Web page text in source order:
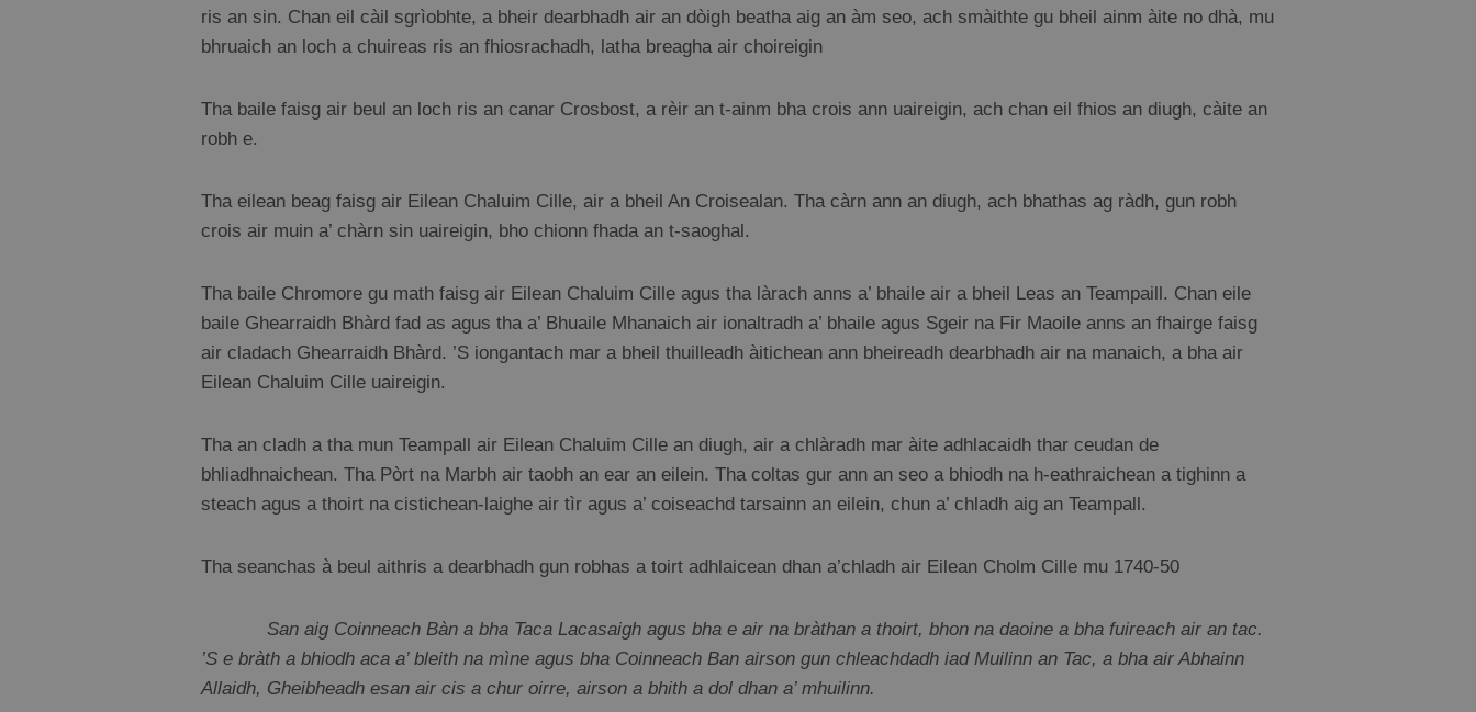
ris an sin. Chan eil càil sgrìobhte, a bheir dearbhadh air an dòigh beatha aig an àm seo, ach smàithte gu bheil ainm àite no dhà, mu
bhruaich an loch a chuireas ris an fhiosrachadh, latha breagha air choireigin
Tha baile faisg air beul an loch ris an canar Crosbost, a rèir an t-ainm bha crois ann uaireigin, ach chan eil fhios an diugh, càite an
robh e.
Tha eilean beag faisg air Eilean Chaluim Cille, air a bheil An Croisealan. Tha càrn ann an diugh, ach bhathas ag ràdh, gun robh
crois air muin a’ chàrn sin uaireigin, bho chionn fhada an t-saoghal.
Tha baile Chromore gu math faisg air Eilean Chaluim Cille agus tha làrach anns a’ bhaile air a bheil Leas an Teampaill. Chan eile
baile Ghearraidh Bhàrd fad as agus tha a’ Bhuaile Mhanaich air ionaltradh a’ bhaile agus Sgeir na Fir Maoile anns an fhairge faisg
air cladach Ghearraidh Bhàrd. ’S iongantach mar a bheil thuilleadh àitichean ann bheireadh dearbhadh air na manaich, a bha air
Eilean Chaluim Cille uaireigin.
Tha an cladh a tha mun Teampall air Eilean Chaluim Cille an diugh, air a chlàradh mar àite adhlacaidh thar ceudan de
bhliadhnaichean. Tha Pòrt na Marbh air taobh an ear an eilein. Tha coltas gur ann an seo a bhiodh na h-eathraichean a tighinn a
steach agus a thoirt na cistichean-laighe air tìr agus a’ coiseachd tarsainn an eilein, chun a’ chladh aig an Teampall.
Tha seanchas à beul aithris a dearbhadh gun robhas a toirt adhlaicean dhan a’chladh air Eilean Cholm Cille mu 1740-50
San aig Coinneach Bàn a bha Taca Lacasaigh agus bha e air na bràthan a thoirt, bhon na daoine a bha fuireach air an tac.
’S e bràth a bhiodh aca a’ bleith na mìne agus bha Coinneach Ban airson gun chleachdadh iad Muilinn an Tac, a bha air Abhainn
Allaidh, Gheibheadh esan air cis a chur oirre, airson a bhith a dol dhan a’ mhuilinn.